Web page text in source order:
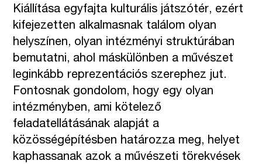
Kiállítása egyfajta kulturális játszótér, ezért
kifejezetten alkalmasnak találom olyan
helyszínen, olyan intézményi struktúrában
bemutatni, ahol máskülönben a művészet
leginkább reprezentációs szerephez jut.
Fontosnak gondolom, hogy egy olyan
intézményben, ami kötelező
feladatellátásának alapját a
közösségépítésben határozza meg, helyet
kaphassanak azok a művészeti törekvések